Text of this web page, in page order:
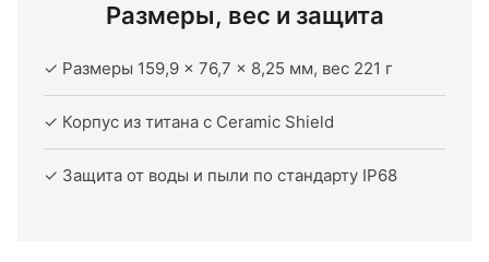
Размеры, вес и защита
✓ Размеры 159,9 × 76,7 × 8,25 мм, вес 221 г
✓ Корпус из титана с Ceramic Shield
✓ Защита от воды и пыли по стандарту IP68